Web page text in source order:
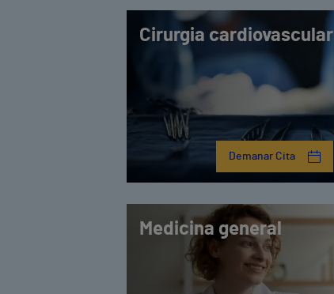
Cirurgia cardiovascular
Demanar Cita
Medicina general